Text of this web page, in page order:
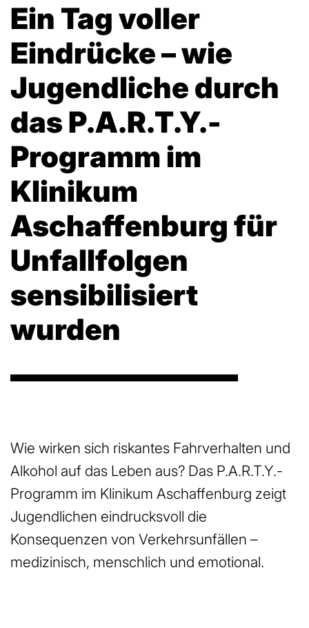
Ein Tag voller
Eindrücke – wie
Jugendliche durch
das P.A.R.T.Y.-
Programm im
Klinikum
Aschaffenburg für
Unfallfolgen
sensibilisiert
wurden
Wie wirken sich riskantes Fahrverhalten und
Alkohol auf das Leben aus? Das P.A.R.T.Y.-
Programm im Klinikum Aschaffenburg zeigt
Jugendlichen eindrucksvoll die
Konsequenzen von Verkehrsunfällen –
medizinisch, menschlich und emotional.